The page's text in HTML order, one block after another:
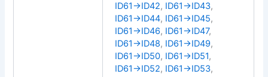
ID61→ID42, ID61→ID43,
ID61→ID44, ID61→ID45,
ID61→ID46, ID61→ID47,
ID61→ID48, ID61→ID49,
ID61→ID50, ID61→ID51,
ID61→ID52, ID61→ID53,